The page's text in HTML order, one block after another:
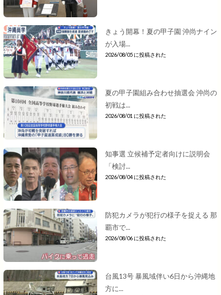
きょう開幕！夏の甲子園 沖尚ナイン
が入場...
2026/08/05 に投稿された
夏の甲子園組み合わせ抽選会 沖尚の
初戦は...
2026/08/01 に投稿された
知事選 立候補予定者向けに説明会
「検討...
2026/08/04 に投稿された
防犯カメラが犯行の様子を捉える 那
覇市で...
2026/08/06 に投稿された
台風13号 暴風域伴い6日から沖縄地
方に...